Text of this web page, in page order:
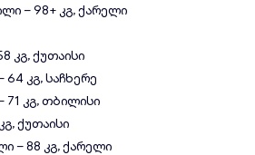
– 98+ კგ, ქარელი
კგ, ქუთაისი
კგ, საჩხერე
კგ, თბილისი
ქუთაისი
– 88 კგ, ქარელი